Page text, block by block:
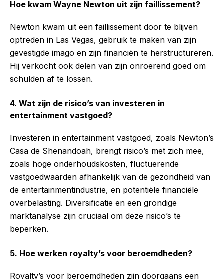
Hoe kwam Wayne Newton uit zijn faillissement?
Newton kwam uit een faillissement door te blijven
optreden in Las Vegas, gebruik te maken van zijn
gevestigde imago en zijn financiën te herstructureren.
Hij verkocht ook delen van zijn onroerend goed om
schulden af te lossen.
4. Wat zijn de risico’s van investeren in
entertainment vastgoed?
Investeren in entertainment vastgoed, zoals Newton’s
Casa de Shenandoah, brengt risico’s met zich mee,
zoals hoge onderhoudskosten, fluctuerende
vastgoedwaarden afhankelijk van de gezondheid van
de entertainmentindustrie, en potentiële financiële
overbelasting. Diversificatie en een grondige
marktanalyse zijn cruciaal om deze risico’s te
beperken.
5. Hoe werken royalty’s voor beroemdheden?
Royalty’s voor beroemdheden zijn doorgaans een